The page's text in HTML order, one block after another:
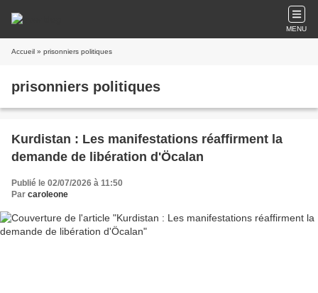
MENU
Accueil » prisonniers politiques
prisonniers politiques
Kurdistan : Les manifestations réaffirment la
demande de libération d'Öcalan
Publié le 02/07/2026 à 11:50
Par caroleone